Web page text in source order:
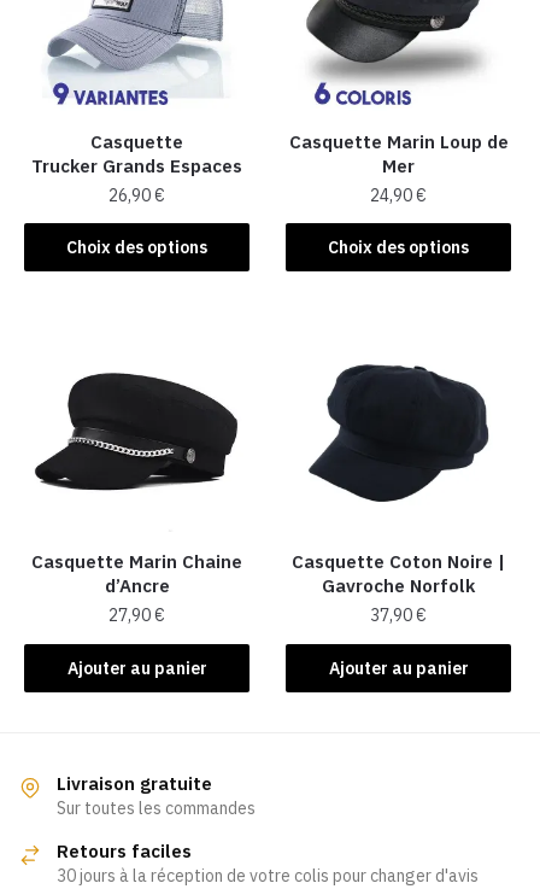
Casquette
Trucker Grands Espaces
26,90€
Choix des options
Ce
produit
Les
peuvent
être
la
page
du
produit
Casquette Marin Loup de
Mer
24,90€
Choix des options
Ce
produit
choisies
la
page
du
produit
Casquette Marin Chaine
d’Ancre
27,90€
Ajouter au panier
Casquette Coton Noire |
Gavroche Norfolk
37,90€
Ajouter au panier
Livraison gratuite
Sur toutes les commandes
Retours faciles
30 jours à la réception de votre colis pour changer d'avis